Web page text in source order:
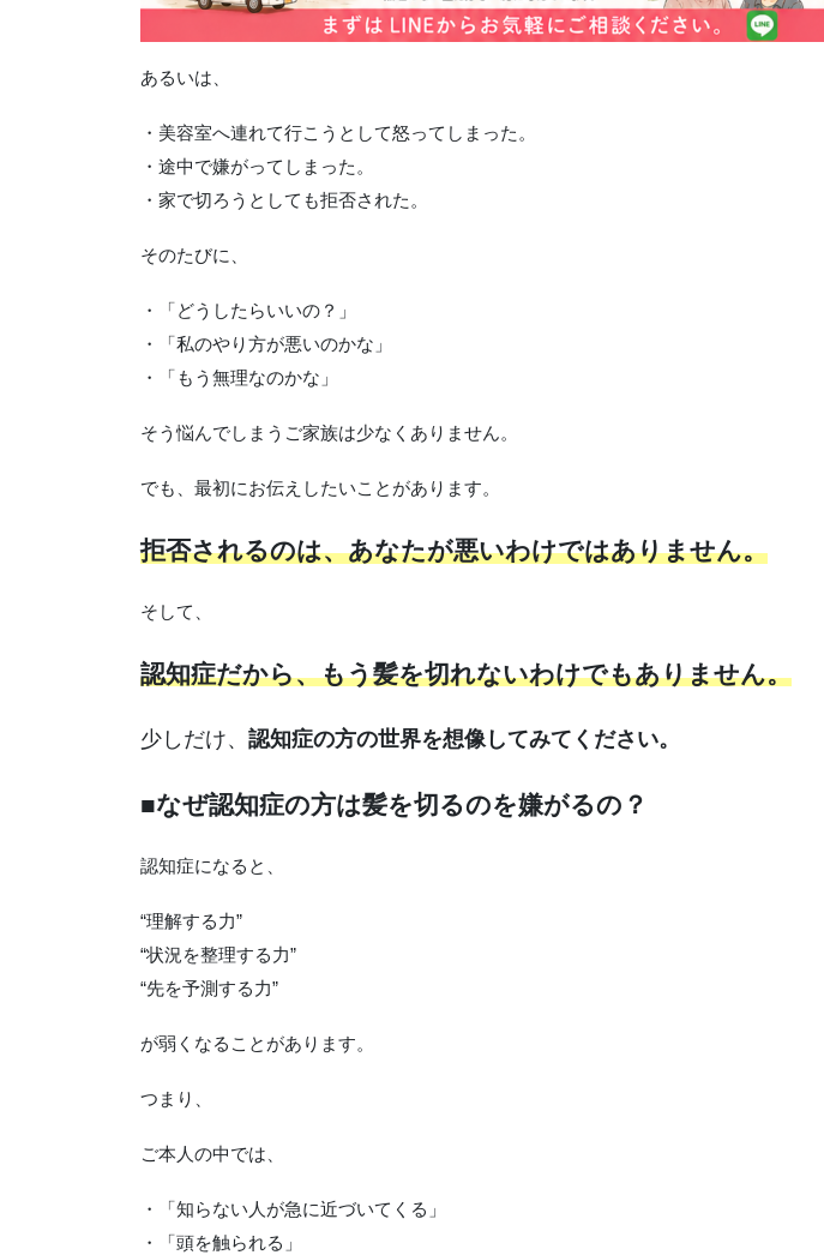
あるいは、
・美容室へ連れて行こうとして怒ってしまった。
・途中で嫌がってしまった。
・家で切ろうとしても拒否された。
そのたびに、
・「どうしたらいいの？」
・「私のやり方が悪いのかな」
・「もう無理なのかな」
そう悩んでしまうご家族は少なくありません。
でも、最初にお伝えしたいことがあります。
拒否されるのは、あなたが悪いわけではありません。
そして、
認知症だから、もう髪を切れないわけでもありません。
少しだけ、 認知症の方の世界を想像してみてください。
■なぜ認知症の方は髪を切るのを嫌がるの？
認知症になると、
“理解する力”
“状況を整理する力”
“先を予測する力”
が弱くなることがあります。
つまり、
ご本人の中では、
・「知らない人が急に近づいてくる」
・「頭を触られる」